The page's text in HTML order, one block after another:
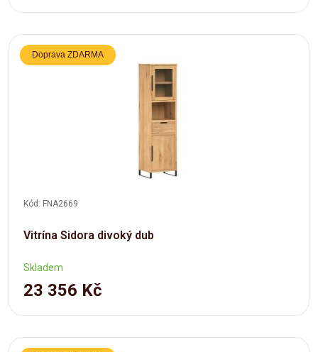
Doprava ZDARMA
Kód: FNA2669
Vitrína Sidora divoký dub
Skladem
23 356 Kč